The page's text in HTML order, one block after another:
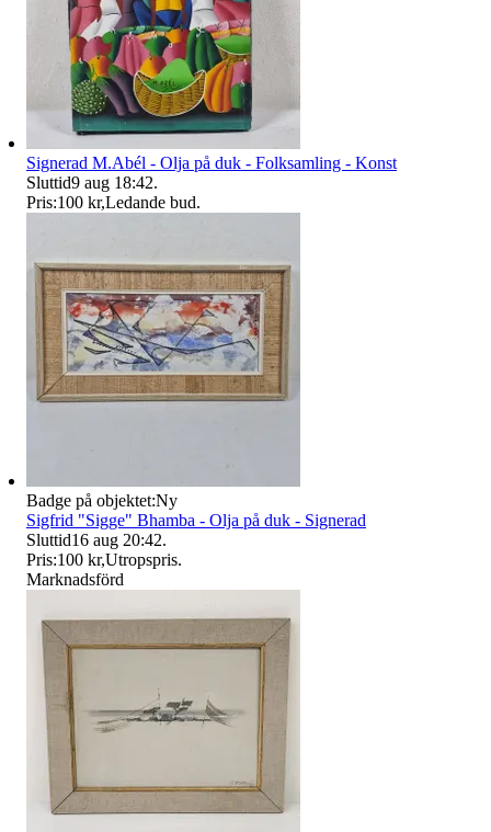
Signerad M.Abél - Olja på duk - Folksamling - Konst
Sluttid9 aug 18:42.
Pris:100 kr,Ledande bud.
Badge på objektet:Ny
Sigfrid "Sigge" Bhamba - Olja på duk - Signerad
Sluttid16 aug 20:42.
Pris:100 kr,Utropspris.
Marknadsförd